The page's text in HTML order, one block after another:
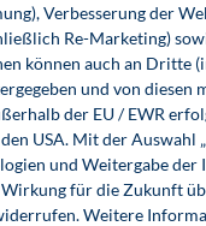
Verbesserung der
Re-Marketing)
können auch an Dritte
und von diesen
der EU / EWR
USA. Mit der Auswahl
und Weitergabe
für die Zukunft
Weitere